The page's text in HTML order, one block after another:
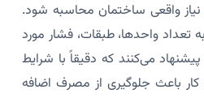
واقعی ساختمان محاسبه شود.
تعداد واحدها، طبقات، فشار مورد
می‌کنند که دقیقاً با شرایط
باعث جلوگیری از مصرف اضافه